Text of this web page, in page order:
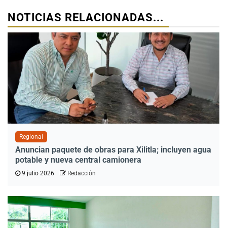
NOTICIAS RELACIONADAS...
Regional
Anuncian paquete de obras para Xilitla; incluyen agua
potable y nueva central camionera
9 julio 2026 Redacción